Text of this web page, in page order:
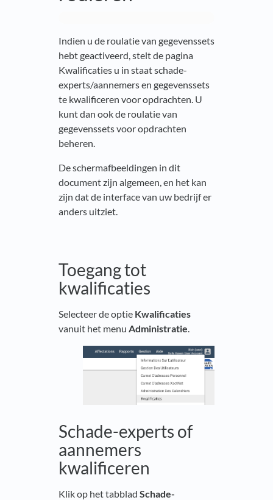
Indien u de roulatie van gegevenssets
hebt geactiveerd, stelt de pagina
Kwalificaties u in staat schade-
experts/aannemers en gegevenssets
te kwalificeren voor opdrachten. U
kunt dan ook de roulatie van
gegevenssets voor opdrachten
beheren.
De schermafbeeldingen in dit
document zijn algemeen, en het kan
zijn dat de interface van uw bedrijf er
anders uitziet.
Toegang tot
kwalificaties
Selecteer de optie Kwalificaties
vanuit het menu Administratie.
Schade-experts of
aannemers
kwalificeren
Klik op het tabblad Schade-